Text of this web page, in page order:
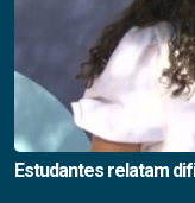
Estudantes relatam